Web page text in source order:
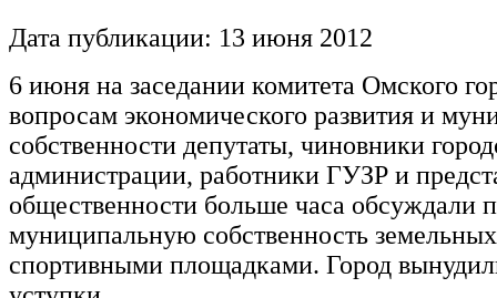
Дата публикации: 13 июня 2012
6 июня на заседании комитета Омского
вопросам экономического развития и
собственности депутаты, чиновники
администрации, работники ГУЗР и
общественности больше часа обсуждали
муниципальную собственность
спортивными площадками. Город